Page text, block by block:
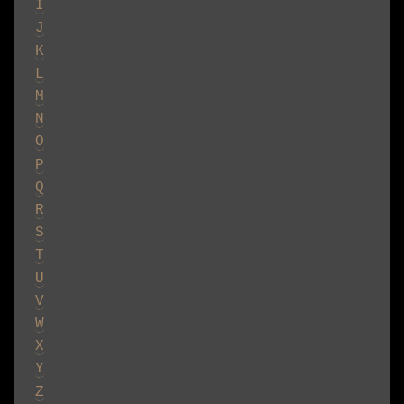
I
J
K
L
M
N
O
P
Q
R
S
T
U
V
W
X
Y
Z